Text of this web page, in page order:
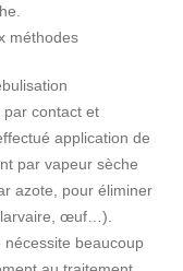
méthodes
contact et
application de
par vapeur sèche
azote, pour éliminer
larvaire, œuf…).
beaucoup